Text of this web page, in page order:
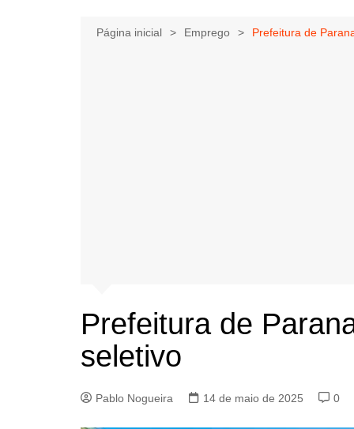
Página inicial Emprego Prefeitura de
Prefeitura de
seletivo
Pablo Nogueira 14 de maio de 2025 0